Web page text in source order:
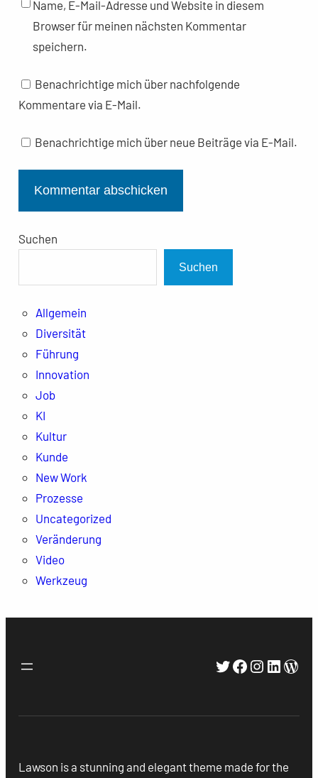
Name, E-Mail-Adresse und Website in diesem
Browser für meinen nächsten Kommentar
speichern.
Benachrichtige mich über nachfolgende
Kommentare via E-Mail.
Benachrichtige mich über neue Beiträge via E-Mail.
Suchen
Suchen
Allgemein
Diversität
Führung
Innovation
Job
KI
Kultur
Kunde
New Work
Prozesse
Uncategorized
Veränderung
Video
Werkzeug
Twitter
Facebook
Lawson is a stunning and elegant theme made for the